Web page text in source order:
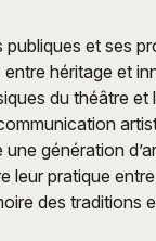
publiques et ses
entre héritage et
du théâtre et
génération
leur pratique
des traditions